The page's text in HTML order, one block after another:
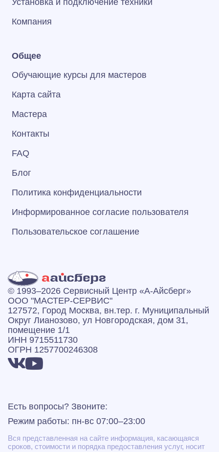
Установка и подключение техники
Компания
Общее
Обучающие курсы для мастеров
Карта сайта
Мастера
Контакты
FAQ
Блог
Политика конфиденциальности
Информированное согласие пользователя
Пользовательское соглашение
© 1993–2026 Сервисный Центр «А‑Айсберг»
ООО "МАСТЕР-СЕРВИС"
127572, Город Москва, вн.тер. г. Муниципальный
Округ Лианозово, ул Новгородская, дом 31,
помещение 1/1
ИНН 9715511730
ОГРН 1257700246308
Есть вопросы? Звоните:
Режим работы: пн-вс 07:00–23:00
Вся представленная на сайте информация, касающаяся
сроков, стоимости и порядка предоставления услуг, носит